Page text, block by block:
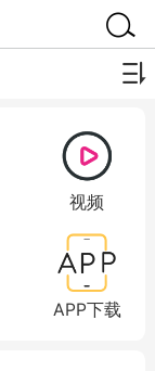
视频
APP下载